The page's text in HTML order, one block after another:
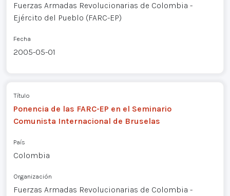
Fuerzas Armadas Revolucionarias de Colombia -
Ejército del Pueblo (FARC-EP)
Fecha
2005-05-01
Título
Ponencia de las FARC-EP en el Seminario
Comunista Internacional de Bruselas
País
Colombia
Organización
Fuerzas Armadas Revolucionarias de Colombia -